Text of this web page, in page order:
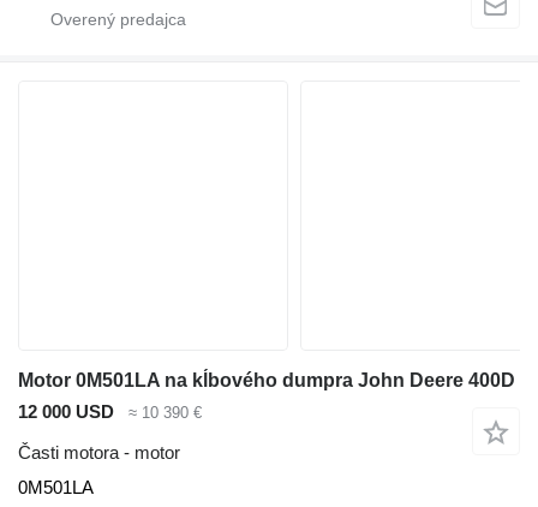
Motor 0M501LA na kĺbového dumpra John Deere 400D
12 000 USD
≈ 10 390 €
Časti motora - motor
0M501LA